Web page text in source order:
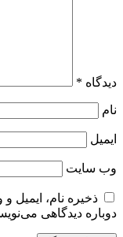
دیدگاه *
نام
ایمیل
وب‌ سایت
ذخیره نام، ایمیل
دوباره دیدگاهی